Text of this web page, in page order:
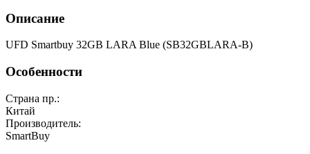
Описание
UFD Smartbuy 32GB LARA Blue (SB32GBLARA-B)
Особенности
Страна пр.:
Китай
Производитель:
SmartBuy